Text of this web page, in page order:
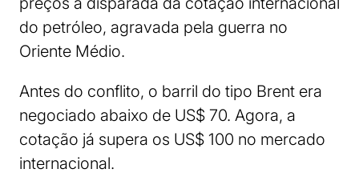
do petróleo, agravada pela guerra no
Oriente Médio.
Antes do conflito, o barril do tipo Brent era
negociado abaixo de US$ 70. Agora, a
cotação já supera os US$ 100 no mercado
internacional.